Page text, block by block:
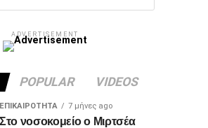
ADVERTISEMENT
POPULAR VIDEOS
ΕΠΙΚΑΙΡΌΤΗΤΑ 7 μήνες ago
Στο νοσοκομείο ο Μιρτσέα